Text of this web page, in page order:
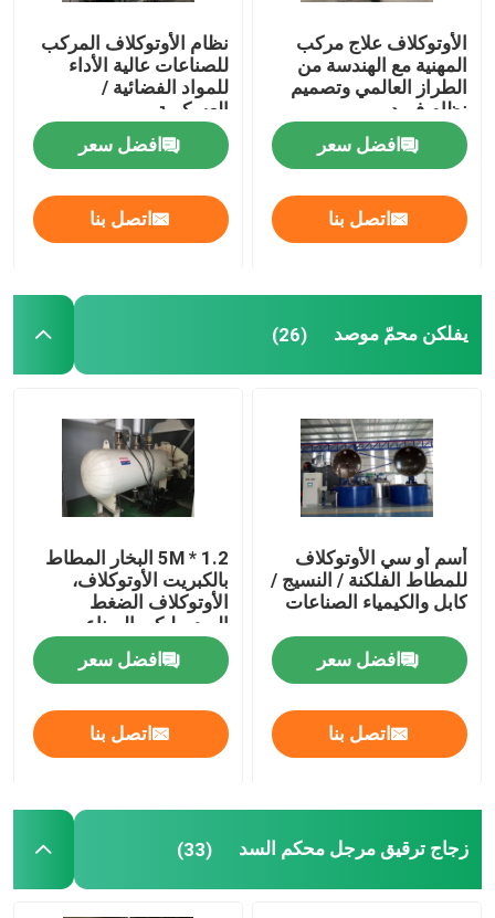
المنتجات
فيديوهات
حولنا
جولة في المصنع
القضايا
الأوتوكلاف علاج مركب
المهنية مع الهندسة من
الطراز العالمي وتصميم
نظام فريد
افضل سعر
اتصل بنا
نظام الأوتوكلاف المركب
للصناعات عالية الأداء
للمواد الفضائية /
العسكرية
افضل سعر
اتصل بنا
يفلكن محمّ موصد (26)
أسم أو سي الأوتوكلاف
للمطاط الفلكنة / النسيج /
كابل والكيمياء الصناعات
افضل سعر
اتصل بنا
1.2 * 5M البخار المطاط
بالكبريت الأوتوكلاف،
الأوتوكلاف الضغط
الهيدروليكي الصناعي
افضل سعر
اتصل بنا
زجاج ترقيق مرجل محكم السد (33)